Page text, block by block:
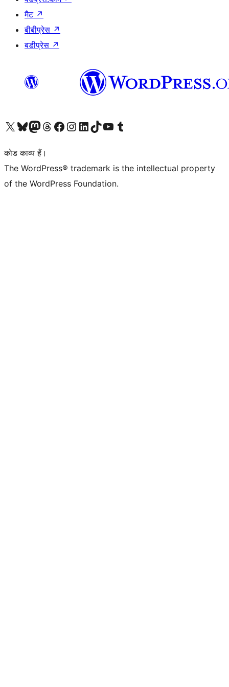
मैट ↗
बीबीप्रेस ↗
बडीप्रेस ↗
Visit our X (formerly Twitter) account
हमारे बलुस्की खाते पर जाएँVisit our Mastodon account
हमारे थ्रेड्स अकाउंट पर जाएंहमारे फेसबुक पेज पर जाएँहमारे इंस्टाग्राम अकाउंट पर जाएंहमारे लिंक्डइन खाते पर जाएँहमारे टिकटॉक खाते पर जाएँहमारे यूट्यूब चैनल पर जाएंहमारे Tumblr खाते पर जाएँ
कोड काव्य हैं।
The WordPress® trademark is the intellectual property
of the WordPress Foundation.